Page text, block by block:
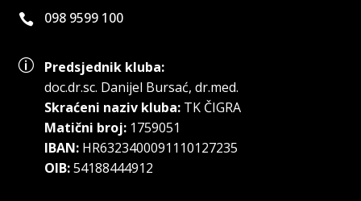
 098 9599 100
p
Predsjednik kluba:
doc.dr.sc. Danijel Bursać, dr.med.
Skraćeni naziv kluba:TK ČIGRA
Matični broj:1759051
IBAN:HR6323400091110127235
OIB:54188444912